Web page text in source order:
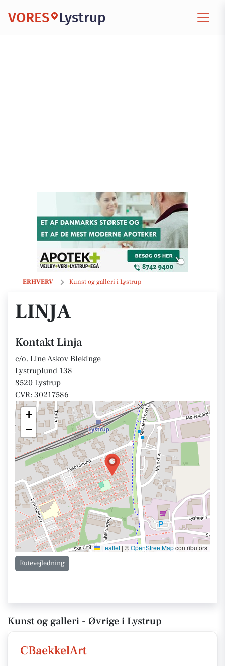
VORES Lystrup
ERHVERV Kunst og galleri i Lystrup
Linja
LINJA
Kontakt Linja
c/o. Line Askov Blekinge
Lystruplund 138
8520 Lystrup
CVR: 30217586
+
−
Leaflet | ©OpenStreetMapcontributors
Rutevejledning
Kunst og galleri - Øvrige i Lystrup
CBaekkelArt